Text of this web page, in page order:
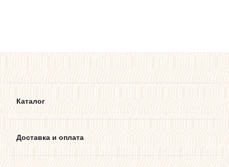
Каталог
Доставка и оплата